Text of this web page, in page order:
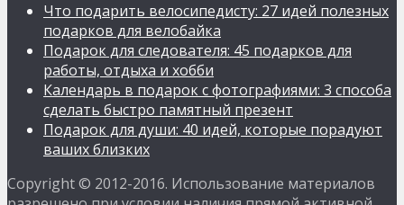
Что подарить велосипедисту: 27 идей полезных
подарков для велобайка
Подарок для следователя: 45 подарков для
работы, отдыха и хобби
Календарь в подарок с фотографиями: 3 способа
сделать быстро памятный презент
Подарок для души: 40 идей, которые порадуют
ваших близких
Copyright © 2012-2016. Использование материалов